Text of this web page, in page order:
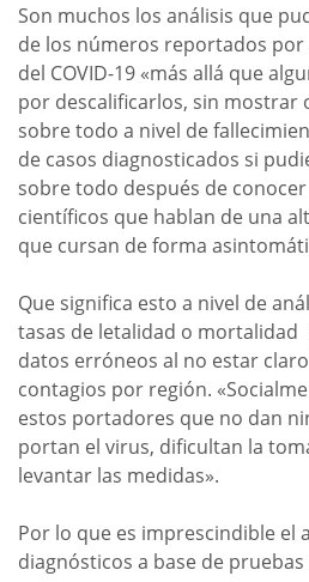
Son muchos los análisis que
de los números reportados por
del COVID-19 «más allá que
por descalificarlos, sin mostrar
sobre todo a nivel de
de casos diagnosticados si
sobre todo después de
científicos que hablan de una
que cursan de forma
Que significa esto a nivel de
tasas de letalidad o
datos erróneos al no estar
contagios por región.
estos portadores que no dan
portan el virus, dificultan la
levantar las medidas».
Por lo que es imprescindible el
diagnósticos a base de